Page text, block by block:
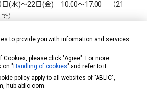
日(水)～22日(金) 10:00～17:00 （21
）
浜 展示ホール/アネックスホール (小間
to provide you with information and services
Cookies, please click "Agree". For more
on " Handling of cookies" and refer to it.
policy apply to all websites of "ABLIC",
hub.ablic.com.